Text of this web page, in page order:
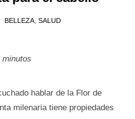
BELLEZA, SALUD
minutos
hablar de la Flor de
milenaria tiene propiedades